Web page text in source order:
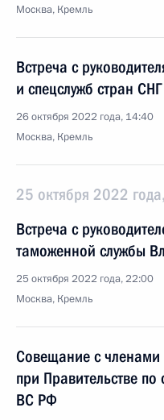
Москва, Кремль
Встреча с
и спецслужб стран СНГ
26 октября 2022 года, 14:40
Москва, Кремль
25 октября 2022
Встреча с
таможенной службы
25 октября 2022 года, 22:00
Москва, Кремль
Совещание с членами
при Правительстве
ВС РФ